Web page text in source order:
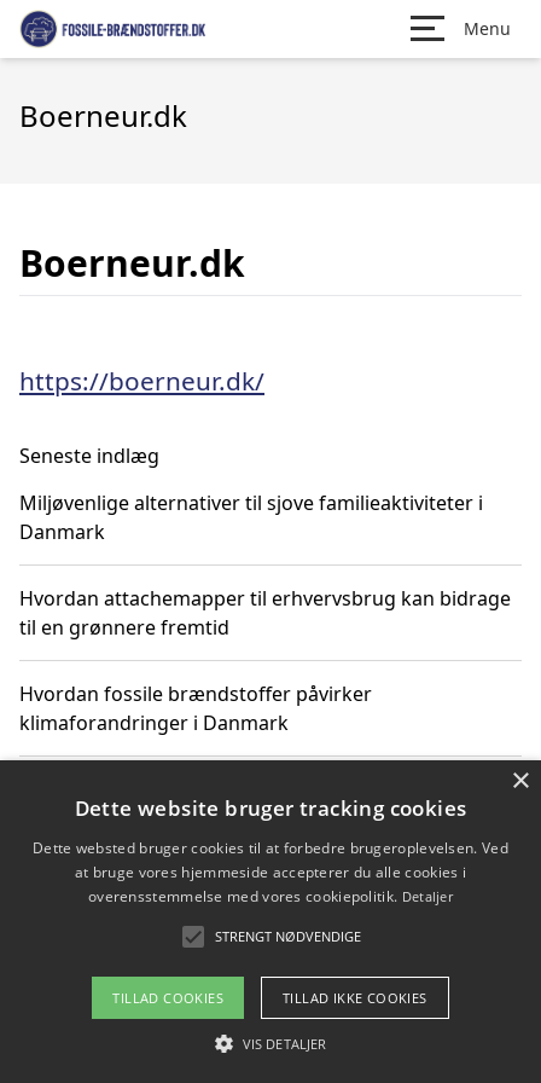
Menu
Boerneur.dk
Boerneur.dk
https://boerneur.dk/
Seneste indlæg
Miljøvenlige alternativer til sjove familieaktiviteter i
Danmark
Hvordan attachemapper til erhvervsbrug kan bidrage
til en grønnere fremtid
Hvordan fossile brændstoffer påvirker
klimaforandringer i Danmark
klimaændringer
Hvordan citater om fossile brændstoffer kan ændre
Copyright 2026 - Pilanto Aps
Om / kontakt
×
Dette website bruger tracking cookies
Dette websted bruger cookies til at forbedre brugeroplevelsen. Ved
at bruge vores hjemmeside accepterer du alle cookies i
overensstemmelse med vores cookiepolitik. Detaljer
STRENGT NØDVENDIGE
TILLAD COOKIES TILLAD IKKE COOKIES
VIS DETALJER